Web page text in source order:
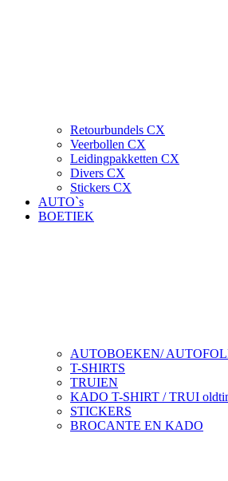
Retourbundels CX
Veerbollen CX
Leidingpakketten CX
Divers CX
Stickers CX
AUTO`s
BOETIEK
AUTOBOEKEN/
T-SHIRTS
TRUIEN
KADO T-SHIRT / TRUI
STICKERS
BROCANTE EN KADO